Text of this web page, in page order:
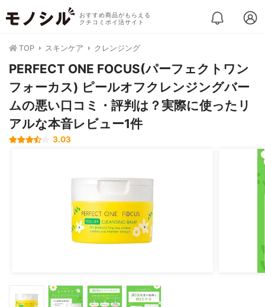
おすすめ商品がもらえる
クチコミポイ活サイト
TOP スキンケア クレンジング
PERFECT ONE FOCUS(パーフェクトワン
フォーカス) ピールオフクレンジングバー
ムの悪い口コミ・評判は？実際に使ったリ
アルな本音レビュー1件
3.03